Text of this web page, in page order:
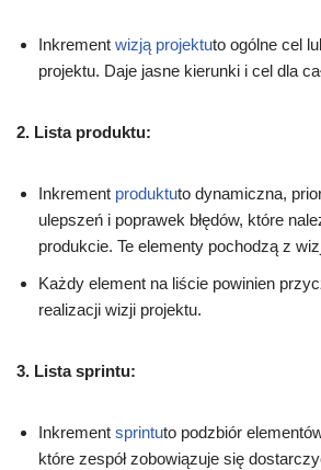
Inkrement wizją projektuto ogólne cel
projektu. Daje jasne kierunki i cel dla
2. Lista produktu:
Inkrement produktuto dynamiczna,
ulepszeń i poprawek błędów, które
produkcie. Te elementy pochodzą z
Każdy element na liście powinien
realizacji wizji projektu.
3. Lista sprintu:
Inkrement sprintuto podzbiór
które zespół zobowiązuje się